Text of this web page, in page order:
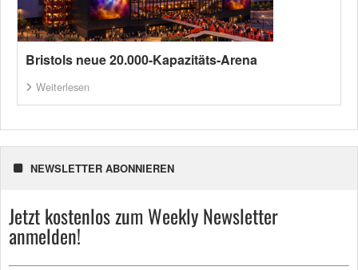
Bristols neue 20.000-Kapazitäts-Arena
Weiterlesen
NEWSLETTER ABONNIEREN
Jetzt kostenlos zum Weekly Newsletter
anmelden!